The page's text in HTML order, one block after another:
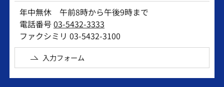
年中無休 午前8時から午後9時まで
電話番号03-5432-3333
ファクシミリ 03-5432-3100
入力フォーム